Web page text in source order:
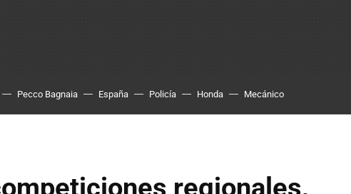
Pecco Bagnaia España Policía Honda Mecánico
regionales,